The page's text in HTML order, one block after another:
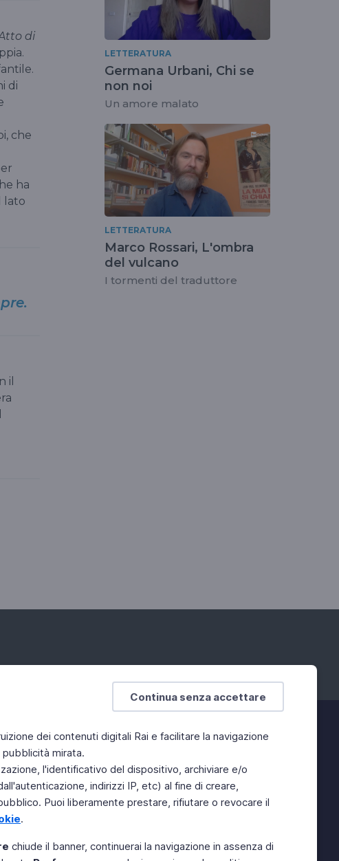
Continua senza accettare
dei contenuti digitali Rai e facilitare la navigazione
mirata.
l'identificativo del dispositivo, archiviare e/o
indirizzi IP, etc) al fine di creare,
Puoi liberamente prestare, rifiutare o revocare il
.
chiude il banner, continuerai la navigazione in assenza di
di
di
che
ha
lato
il
LETTERATURA
Germana Urbani, Chi se
non noi
Un amore malato
LETTERATURA
Marco Rossari, L'ombra
del vulcano
I tormenti del traduttore